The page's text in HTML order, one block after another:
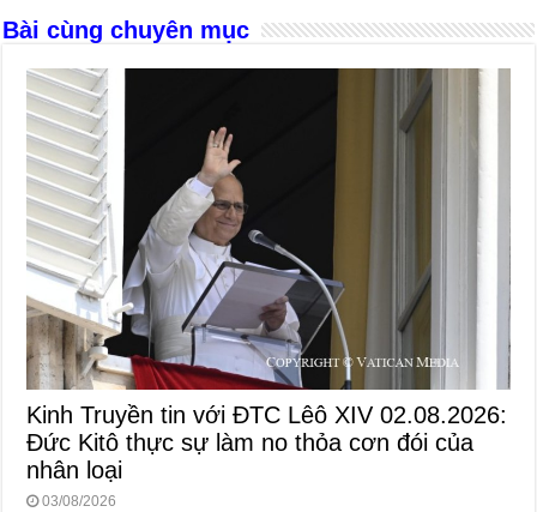
k
Bài cùng chuyên mục
Kinh Truyền tin với ĐTC Lêô XIV 02.08.2026:
Đức Kitô thực sự làm no thỏa cơn đói của
nhân loại
03/08/2026